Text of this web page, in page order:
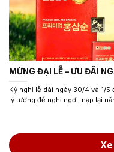
MỪNG ĐẠI LỄ – ƯU ĐÃI
Kỳ nghỉ lễ dài ngày 30/4 và 1/
lý tưởng để nghỉ ngơi, nạp lại